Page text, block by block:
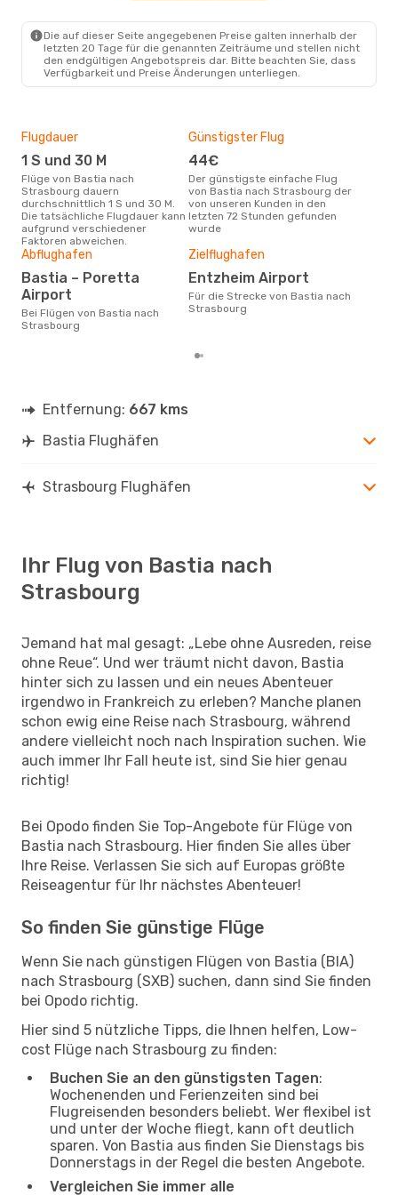
Die auf dieser Seite angegebenen Preise galten innerhalb der
letzten 20 Tage für die genannten Zeiträume und stellen nicht
den endgültigen Angebotspreis dar. Bitte beachten Sie, dass
Verfügbarkeit und Preise Änderungen unterliegen.
Flugdauer
1 S und 30 M
Flüge von Bastia nach
Strasbourg dauern
durchschnittlich 1 S und 30 M.
Die tatsächliche Flugdauer kann
aufgrund verschiedener
Faktoren abweichen.
Günstigster Flug
44€
Der günstigste einfache Flug
von Bastia nach Strasbourg der
von unseren Kunden in den
letzten 72 Stunden gefunden
wurde
Abflughafen
Bastia – Poretta
Airport
Bei Flügen von Bastia nach
Strasbourg
Zielflughafen
Entzheim Airport
Für die Strecke von Bastia nach
Strasbourg
Entfernung: 667 kms
Bastia Flughäfen
Strasbourg Flughäfen
Ihr Flug von Bastia nach
Strasbourg
Jemand hat mal gesagt: „Lebe ohne Ausreden, reise
ohne Reue“. Und wer träumt nicht davon, Bastia
hinter sich zu lassen und ein neues Abenteuer
irgendwo in Frankreich zu erleben? Manche planen
schon ewig eine Reise nach Strasbourg, während
andere vielleicht noch nach Inspiration suchen. Wie
auch immer Ihr Fall heute ist, sind Sie hier genau
richtig!
Bei Opodo finden Sie Top-Angebote für Flüge von
Bastia nach Strasbourg. Hier finden Sie alles über
Ihre Reise. Verlassen Sie sich auf Europas größte
Reiseagentur für Ihr nächstes Abenteuer!
So finden Sie günstige Flüge
Wenn Sie nach günstigen Flügen von Bastia (BIA)
nach Strasbourg (SXB) suchen, dann sind Sie finden
bei Opodo richtig.
Hier sind 5 nützliche Tipps, die Ihnen helfen, Low-
cost Flüge nach Strasbourg zu finden:
Buchen Sie an den günstigsten Tagen:
Wochenenden und Ferienzeiten sind bei
Flugreisenden besonders beliebt. Wer flexibel ist
und unter der Woche fliegt, kann oft deutlich
sparen. Von Bastia aus finden Sie Dienstags bis
Donnerstags in der Regel die besten Angebote.
Vergleichen Sie immer alle